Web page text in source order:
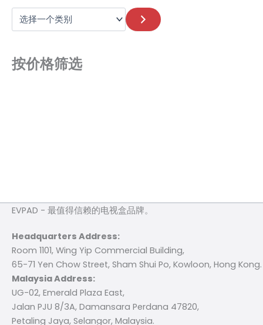
按价格筛选
EVPAD - 最值得信赖的电视盒品牌。
Headquarters Address:
Room 1101, Wing Yip Commercial Building,
65-71 Yen Chow Street, Sham Shui Po, Kowloon, Hong Kong.
Malaysia Address:
UG-02, Emerald Plaza East,
Jalan PJU 8/3A, Damansara Perdana 47820,
Petaling Jaya, Selangor, Malaysia.